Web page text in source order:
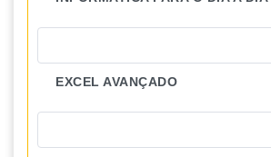
EXCEL AVANÇADO